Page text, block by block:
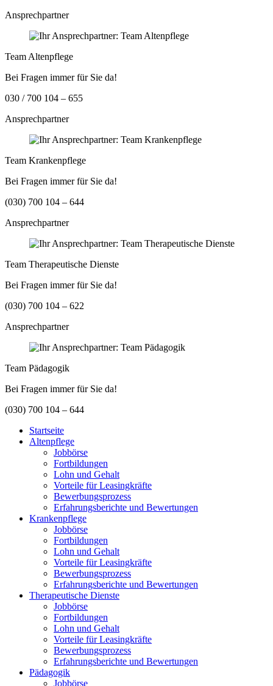
Ansprechpartner
Team Altenpflege
Bei Fragen immer für Sie da!
030 / 700 104 – 655
Ansprechpartner
Team Krankenpflege
Bei Fragen immer für Sie da!
(030) 700 104 – 644
Ansprechpartner
Team Therapeutische Dienste
Bei Fragen immer für Sie da!
(030) 700 104 – 622
Ansprechpartner
Team Pädagogik
Bei Fragen immer für Sie da!
(030) 700 104 – 644
Startseite
Altenpflege
Jobbörse
Fortbildungen
Lohn und Gehalt
Vorteile für Leasingkräfte
Bewerbungsprozess
Erfahrungsberichte und Bewertungen
Krankenpflege
Jobbörse
Fortbildungen
Lohn und Gehalt
Vorteile für Leasingkräfte
Bewerbungsprozess
Erfahrungsberichte und Bewertungen
Therapeutische Dienste
Jobbörse
Fortbildungen
Lohn und Gehalt
Vorteile für Leasingkräfte
Bewerbungsprozess
Erfahrungsberichte und Bewertungen
Pädagogik
Jobbörse